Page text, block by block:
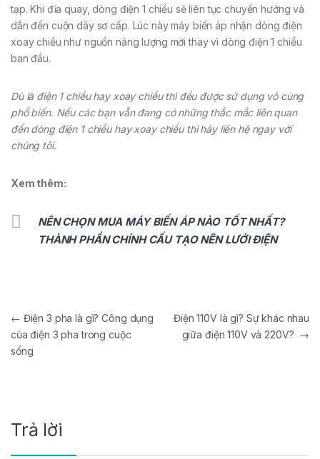
tạp. Khi đĩa quay, dòng điện 1 chiều sẽ liên tục chuyển hướng và
dẫn đến cuộn dây sơ cấp. Lúc này máy biến áp nhận dòng điện
xoay chiều như nguồn năng lượng mới thay vì dòng điện 1 chiều
ban đầu.
Dù là điện 1 chiều hay xoay chiều thì đều được sử dụng vô cùng
phổ biến. Nếu các bạn vẫn đang có những thắc mắc liên quan
đến dòng điện 1 chiều hay xoay chiều thì hãy liên hệ ngay với
chúng tôi.
Xem thêm:
NÊN CHỌN MUA MÁY BIẾN ÁP NÀO TỐT NHẤT?
THÀNH PHẦN CHÍNH CẤU TẠO NÊN LƯỚI ĐIỆN
Điều hướng bài viết
← Điện 3 pha là gì? Công dụng
của điện 3 pha trong cuộc
sống
Điện 110V là gì? Sự khác nhau
giữa điện 110V và 220V? →
Trả lời